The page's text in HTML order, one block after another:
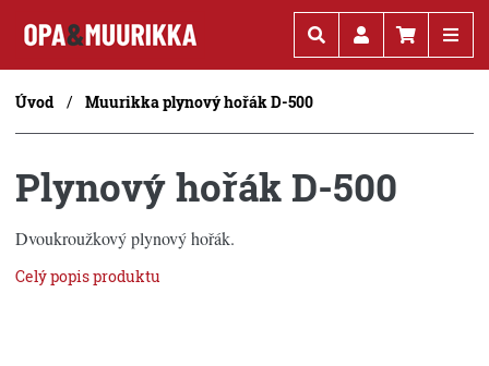
Úvod Muurikka plynový hořák D-500
Plynový hořák D-500
Dvoukroužkový plynový hořák.
Celý popis produktu